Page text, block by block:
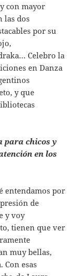
con mayor
las dos
por su
Celebro la
en Danza
y que
para chicos y
en los
entendamos por
de
y voy
tienen que ver
muy bellas,
Con esas